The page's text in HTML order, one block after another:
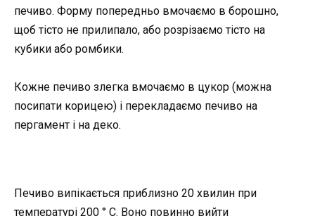
печиво. Форму попередньо вмочаємо в борошно,
щоб тісто не прилипало, або розрізаємо тісто на
кубики або ромбики.
Кожне печиво злегка вмочаємо в цукор (можна
посипати корицею) і перекладаємо печиво на
пергамент і на деко.
Печиво випікається приблизно 20 хвилин при
температурі 200 ° C. Воно повинно вийти